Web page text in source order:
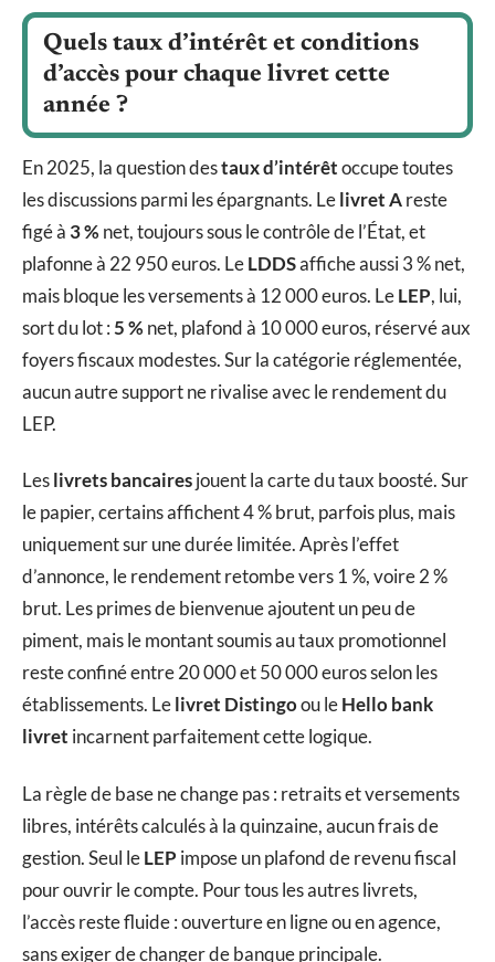
Quels taux d’intérêt et conditions
d’accès pour chaque livret cette
année ?
En 2025, la question destaux d’intérêtoccupe toutes
les discussions parmi les épargnants. Lelivret Areste
figé à 3 % net, toujours sous le contrôle de l’État, et
plafonne à 22 950 euros. LeLDDSaffiche aussi 3 % net,
mais bloque les versements à 12 000 euros. LeLEP, lui,
sort du lot :5 % net, plafond à 10 000 euros, réservé aux
foyers fiscaux modestes. Sur la catégorie réglementée,
aucun autre support ne rivalise avec le rendement du
LEP.
Leslivrets bancairesjouent la carte du taux boosté. Sur
le papier, certains affichent 4 % brut, parfois plus, mais
uniquement sur une durée limitée. Après l’effet
d’annonce, le rendement retombe vers 1 %, voire 2 %
brut. Les primes de bienvenue ajoutent un peu de
piment, mais le montant soumis au taux promotionnel
reste confiné entre 20 000 et 50 000 euros selon les
établissements. Lelivret Distingoou leHello bank
livret incarnent parfaitement cette logique.
La règle de base ne change pas : retraits et versements
libres, intérêts calculés à la quinzaine, aucun frais de
gestion. Seul leLEP impose un plafond de revenu fiscal
pour ouvrir le compte. Pour tous les autres livrets,
l’accès reste fluide : ouverture en ligne ou en agence,
sans exiger de changer de banque principale.